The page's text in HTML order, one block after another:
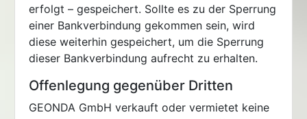
erfolgt – gespeichert. Sollte es zu der Sperrung
einer Bankverbindung gekommen sein, wird
diese weiterhin gespeichert, um die Sperrung
dieser Bankverbindung aufrecht zu erhalten.
Offenlegung gegenüber Dritten
GEONDA GmbH verkauft oder vermietet keine